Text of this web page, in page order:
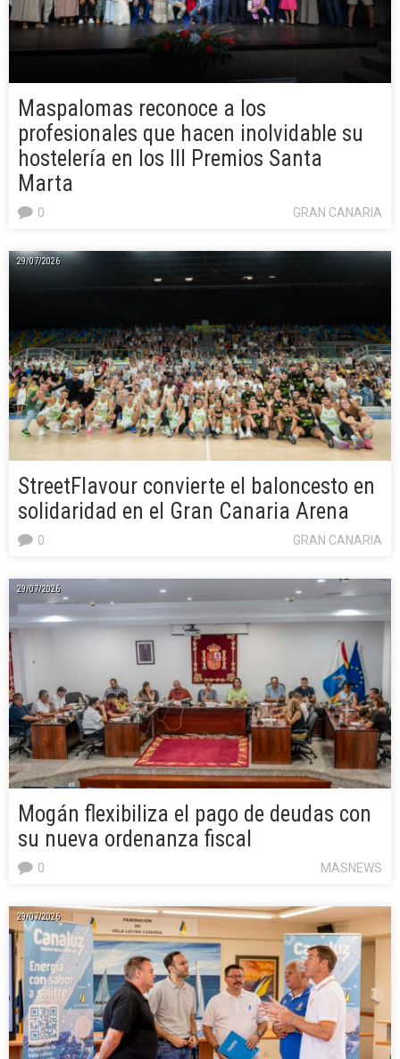
Maspalomas reconoce a los
profesionales que hacen inolvidable su
hostelería en los III Premios Santa
Marta
GRAN CANARIA
0
29/07/2026
StreetFlavour convierte el baloncesto en
solidaridad en el Gran Canaria Arena
GRAN CANARIA
0
29/07/2026
Mogán flexibiliza el pago de deudas con
su nueva ordenanza fiscal
MASNEWS
0
29/07/2026